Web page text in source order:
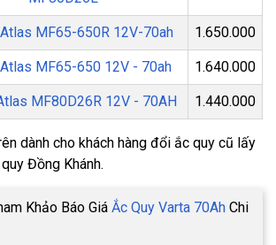
MF65-650R 12V-70ah 1.650.000
MF65-650 12V - 70ah 1.640.000
MF80D26R 12V - 70AH 1.440.000
dành cho khách hàng đổi ắc quy cũ lấy
Đồng Khánh.
Khảo Báo Giá Ắc Quy Varta 70Ah Chi